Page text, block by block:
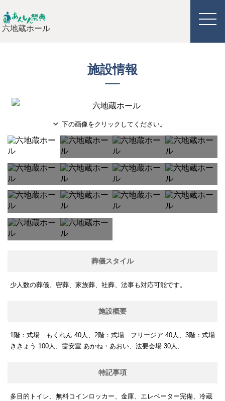
六地蔵ホール
施設情報
下の画像をクリックしてください。
葬儀スタイル
少人数の葬儀、密葬、家族葬、社葬、法事も対応可能です。
施設概要
1階：式場 もくれん 40人、2階：式場 フリージア 40人、3階：式場
ききょう 100人、霊安室 あかね・あおい、法要会場 30人、
特記事項
多目的トイレ、無料コインロッカー、金庫、エレベーター完備、冷蔵